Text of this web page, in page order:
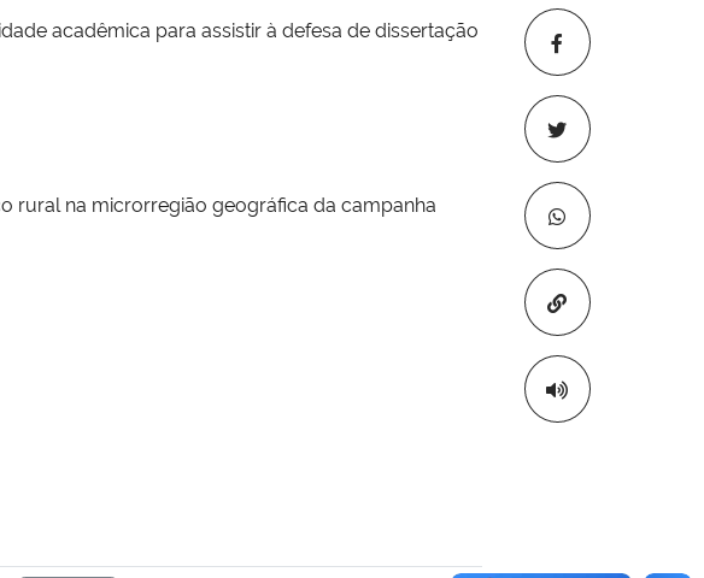
Copiar para
acadêmica para assistir à defesa de dissertação
rural na microrregião geográfica da campanha